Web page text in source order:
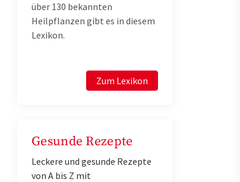
über 130 bekannten
Heilpflanzen gibt es in diesem
Lexikon.
Zum Lexikon
Gesunde Rezepte
Leckere und gesunde Rezepte
von A bis Z mit